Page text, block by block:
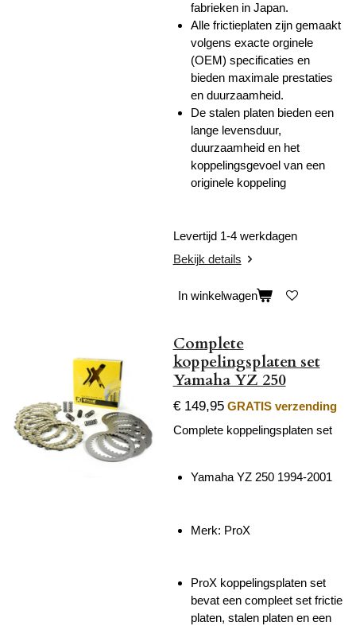
fabrieken in Japan.
Alle frictieplaten zijn gemaakt
volgens exacte orginele
(OEM) specificaties en
bieden maximale prestaties
en duurzaamheid.
De stalen platen bieden een
lange levensduur,
duurzaamheid en het
koppelingsgevoel van een
originele koppeling
Levertijd 1-4 werkdagen
Bekijk details
In winkelwagen
Complete
koppelingsplaten set
Yamaha YZ 250
€ 149,95 GRATIS verzending
Complete koppelingsplaten set
Yamaha YZ 250 1994-2001
Merk: ProX
ProX koppelingsplaten set
bevat een compleet set frictie
platen, stalen platen en een